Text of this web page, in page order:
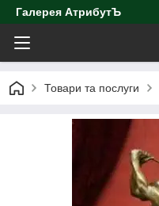
Галерея АтрибутЪ
Товари та послуги